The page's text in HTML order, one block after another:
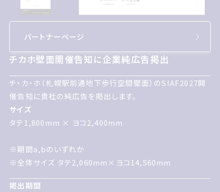
パートナーページ
チカホ壁面開催告知に企業純広告掲出
チカホ壁面開催告知に企業純広告掲出
チカホ札幌えきまえどおり地下歩行空間壁面のサイアフ
2027開催告知に貴社の純広告を掲出します
チ・カ・ホ（札幌駅前通地下歩行空間壁面）のSIAF2027開
催告知に貴社の純広告を掲出します。
サイズ
サイズ
タテ1,800mm ヨコ2,400mm
期間a,bのいずれか
全体サイズ タテ2,060mmヨコ14,560mm
タテ1,800mm × ヨコ2,400mm
※期間a,bのいずれか
※全体サイズ タテ2,060mm×ヨコ14,560mm
掲出期間
掲出期間